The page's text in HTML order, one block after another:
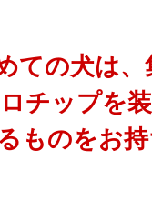
ての犬は
チップを
ものをお